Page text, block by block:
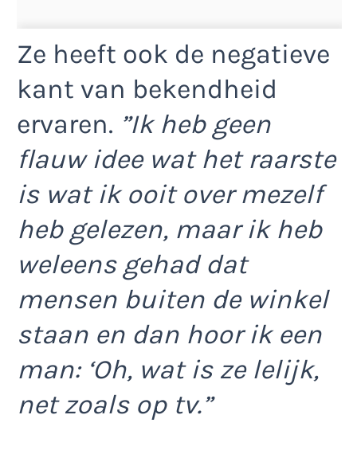
Ze heeft ook de negatieve
kant van bekendheid
ervaren. ”Ik heb geen
flauw idee wat het raarste
is wat ik ooit over mezelf
heb gelezen, maar ik heb
weleens gehad dat
mensen buiten de winkel
staan en dan hoor ik een
man: ‘Oh, wat is ze lelijk,
net zoals op tv.”